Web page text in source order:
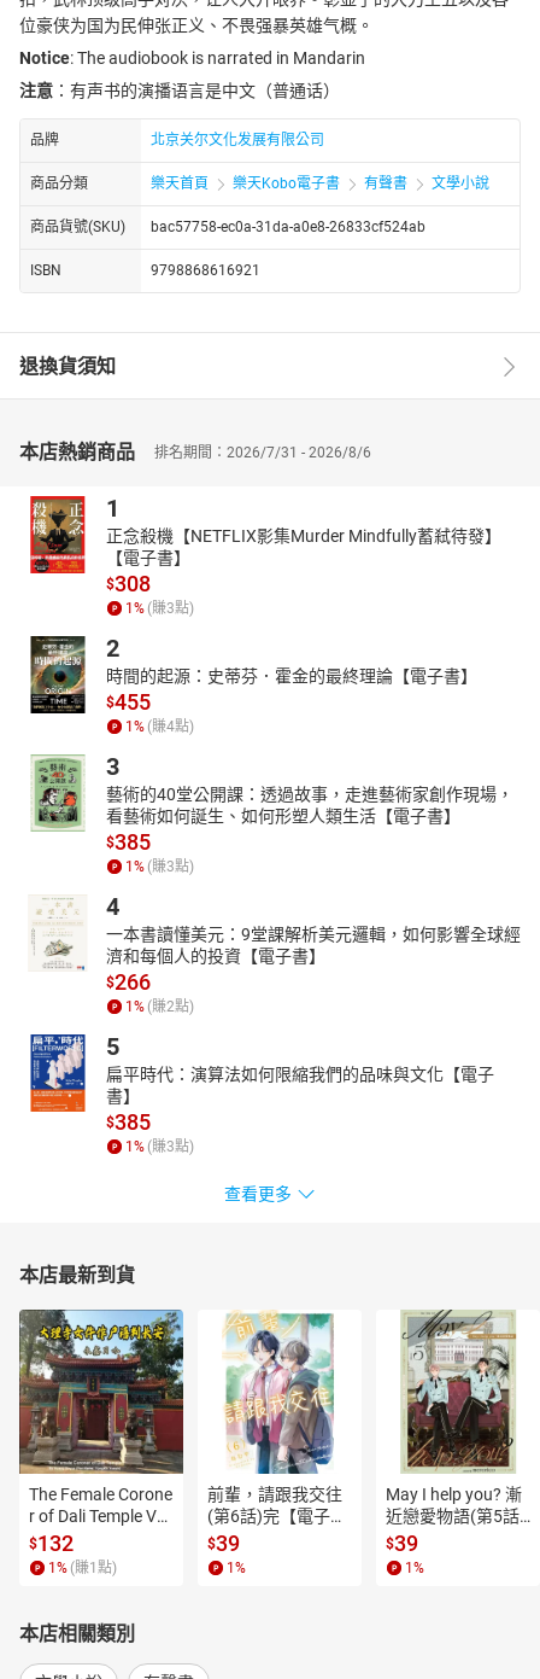
位豪侠为国为民伸张正义、不畏强暴英雄气概。
Notice: The audiobook is narrated in Mandarin
注意 ：有声书的演播语言是中文（普通话）
品牌 北京关尔文化发展有限公司
商品分類 樂天首頁 樂天Kobo電子書 有聲書 文學小說
商品貨號(SKU) bac57758-ec0a-31da-a0e8-26833cf524ab
ISBN 9798868616921
退換貨須知
本店熱銷商品 排名期間：2026/7/31 - 2026/8/6
1
正念殺機【NETFLIX影集Murder Mindfully蓄弒待發】
【電子書】
$308
1 % (賺3點)
2
時間的起源：史蒂芬．霍金的最終理論【電子書】
$455
1 % (賺4點)
3
藝術的40堂公開課：透過故事，走進藝術家創作現場，
看藝術如何誕生、如何形塑人類生活【電子書】
$385
1 % (賺3點)
4
一本書讀懂美元：9堂課解析美元邏輯，如何影響全球經
濟和每個人的投資【電子書】
$266
1 % (賺2點)
5
扁平時代：演算法如何限縮我們的品味與文化【電子
書】
$385
1 % (賺3點)
查看更多
本店最新到貨
The Female Corone
r of Dali Temple Vo
l.6【有聲書】
$132
1% (賺1點)
前輩，請跟我交往
(第6話)完【電子
書】
$39
1%
May I help you? 漸
近戀愛物語(第5話)
【電子書】
$39
1%
本店相關類別